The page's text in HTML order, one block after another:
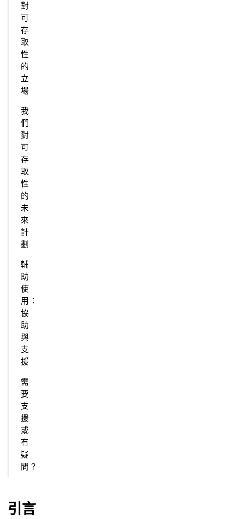
對
可
存
取
性
的
立
場
我
們
對
可
存
取
性
的
未
來
計
劃
輔
助
使
用：
協
助
與
支
援
需
要
支
援
或
有
疑
問？
引言